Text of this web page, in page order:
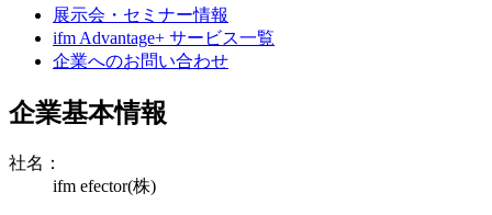
展示会・セミナー情報
ifm Advantage+ サービス一覧
企業へのお問い合わせ
企業基本情報
社名：
ifm efector(株)